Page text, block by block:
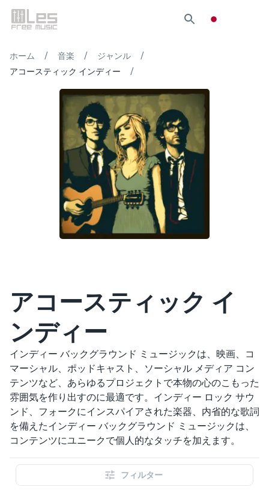
ホーム / 音楽 / ジャンル /
アコースティック インディー /
アコースティック イ
ンディー
インディー バックグラウンド ミュージックは、映画、コ
マーシャル、ポッドキャスト、ソーシャル メディア コン
テンツなど、あらゆるプロジェクトで本物の心のこもった
雰囲気を作り出すのに最適です。インディー ロック サウ
ンド、フォークにインスパイアされた楽器、内省的な歌詞
を備えたインディー バックグラウンド ミュージックは、
コンテンツにユニークで個人的なタッチを加えます。
フィルター